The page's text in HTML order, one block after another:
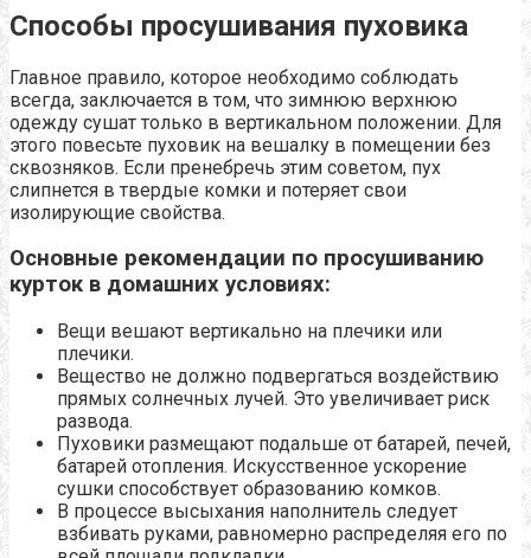
Способы просушивания пуховика
Главное правило, которое необходимо соблюдать
всегда, заключается в том, что зимнюю верхнюю
одежду сушат только в вертикальном положении. Для
этого повесьте пуховик на вешалку в помещении без
сквозняков. Если пренебречь этим советом, пух
слипнется в твердые комки и потеряет свои
изолирующие свойства.
Основные рекомендации по просушиванию
курток в домашних условиях:
Вещи вешают вертикально на плечики или
плечики.
Вещество не должно подвергаться воздействию
прямых солнечных лучей. Это увеличивает риск
развода.
Пуховики размещают подальше от батарей, печей,
батарей отопления. Искусственное ускорение
сушки способствует образованию комков.
В процессе высыхания наполнитель следует
взбивать руками, равномерно распределяя его по